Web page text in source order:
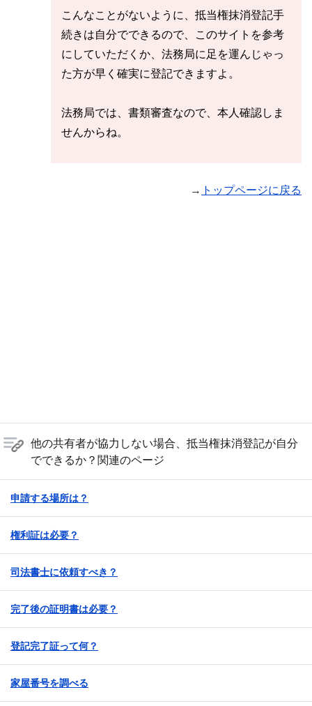
こんなことがないように、抵当権抹消登記手
続きは自分でできるので、このサイトを参考
にしていただくか、法務局に足を運んじゃっ
た方が早く確実に登記できますよ。
法務局では、書類審査なので、本人確認しま
せんからね。
→ トップページに戻る
他の共有者が協力しない場合、抵当権抹消登記が自分
でできるか？関連のページ
申請する場所は？
権利証は必要？
司法書士に依頼すべき？
完了後の証明書は必要？
登記完了証って何？
家屋番号を調べる